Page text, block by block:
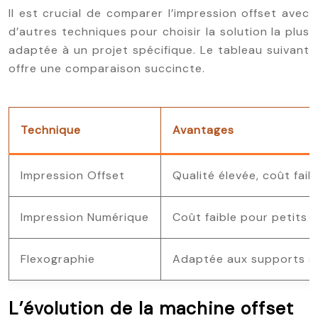
Il est crucial de comparer l’impression offset avec
d’autres techniques pour choisir la solution la plus
adaptée à un projet spécifique. Le tableau suivant
offre une comparaison succincte.
Technique Avantages
Impression Offset Qualité élevée, coût
Impression Numérique Coût faible pour petits
Flexographie Adaptée aux supports
L’évolution de la machine offset